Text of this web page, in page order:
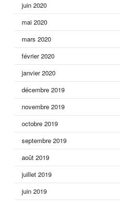
juin 2020
mai 2020
mars 2020
février 2020
janvier 2020
décembre 2019
novembre 2019
octobre 2019
septembre 2019
août 2019
juillet 2019
juin 2019